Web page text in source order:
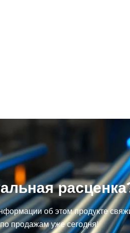
об этом продукте
продажам уже сегодня!